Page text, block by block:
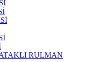
RULMAN